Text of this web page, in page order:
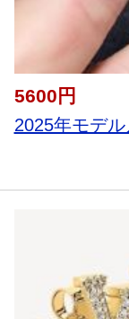
5600円
2025年モデ